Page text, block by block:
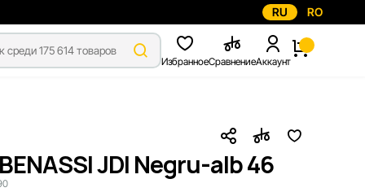
RU RO
ИзбранноеСравнениеАккаунт
JDI Negru-alb 46